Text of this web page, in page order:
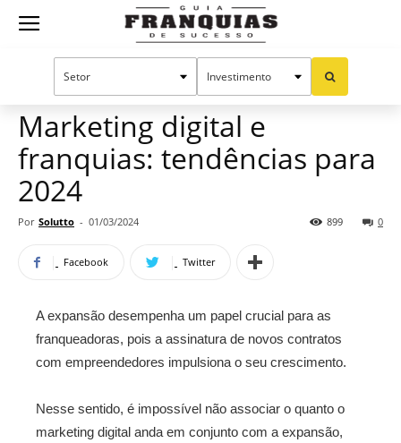
Guia
Manual do sucesso
Marketing digital e
franquias: tendências para
2024
Por Solutto - 01/03/2024 0
899
Facebook Twitter
A expansão desempenha um papel crucial para as
franqueadoras, pois a assinatura de novos contratos
com empreendedores impulsiona o seu crescimento.
Nesse sentido, é impossível não associar o quanto o
marketing digital anda em conjunto com a expansão,